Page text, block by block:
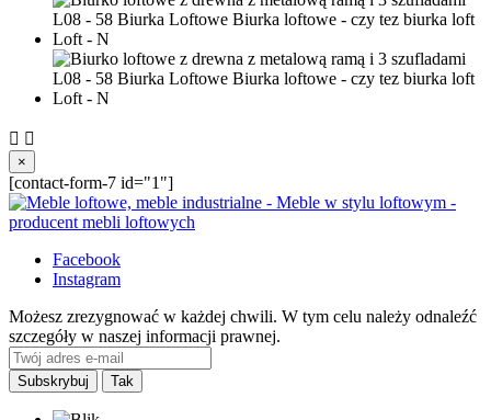
 
×
[contact-form-7 id="1"]
Facebook
Instagram
Możesz zrezygnować w każdej chwili. W tym celu należy odnaleźć
szczegóły w naszej informacji prawnej.